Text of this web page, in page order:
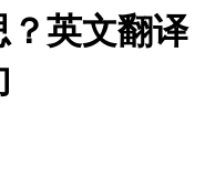
？英文翻译